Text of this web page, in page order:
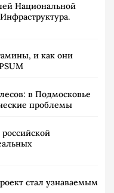
Национальной
и как они
в Подмосковье
проблемы
стал узнаваемым